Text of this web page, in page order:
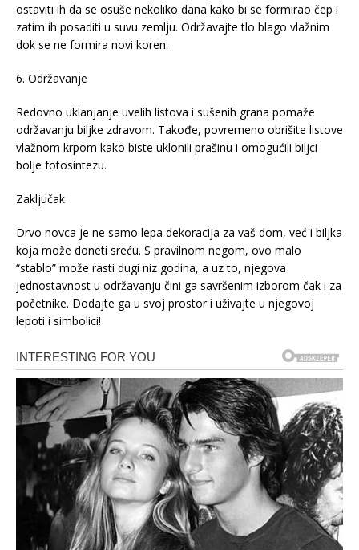
ostaviti ih da se osuše nekoliko dana kako bi se formirao čep i
zatim ih posaditi u suvu zemlju. Održavajte tlo blago vlažnim
dok se ne formira novi koren.
6. Održavanje
Redovno uklanjanje uvelih listova i sušenih grana pomaže
održavanju biljke zdravom. Takođe, povremeno obrišite listove
vlažnom krpom kako biste uklonili prašinu i omogućili biljci
bolje fotosintezu.
Zaključak
Drvo novca je ne samo lepa dekoracija za vaš dom, već i biljka
koja može doneti sreću. S pravilnom negom, ovo malo
“stablo” može rasti dugi niz godina, a uz to, njegova
jednostavnost u održavanju čini ga savršenim izborom čak i za
početnike. Dodajte ga u svoj prostor i uživajte u njegovoj
lepoti i simbolici!